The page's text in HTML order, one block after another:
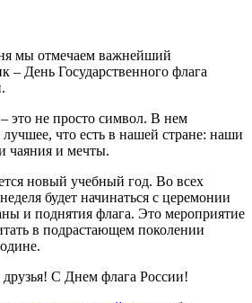
мы отмечаем важнейший
– День Государственного флага
это не просто символ. В нем
что есть в нашей стране: наши
чаяния и мечты.
новый учебный год. Во всех
будет начинаться с церемонии
и поднятия флага. Это мероприятие
в подрастающем поколении
С Днем флага России!